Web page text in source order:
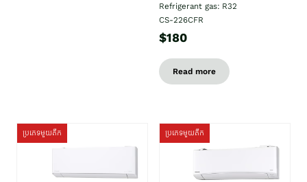
Refrigerant gas: R32
CS-226CFR
$180
Read more
ប្រភេទមួយតឹក ប្រភេទមួយតឹក